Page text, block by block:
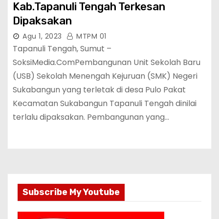
Kab.Tapanuli Tengah Terkesan
Dipaksakan
Agu 1, 2023 MTPM 01
Tapanuli Tengah, Sumut –
SoksiMedia.ComPembangunan Unit Sekolah Baru
(USB) Sekolah Menengah Kejuruan (SMK) Negeri
Sukabangun yang terletak di desa Pulo Pakat
Kecamatan Sukabangun Tapanuli Tengah dinilai
terlalu dipaksakan. Pembangunan yang…
Subscribe My Youtube